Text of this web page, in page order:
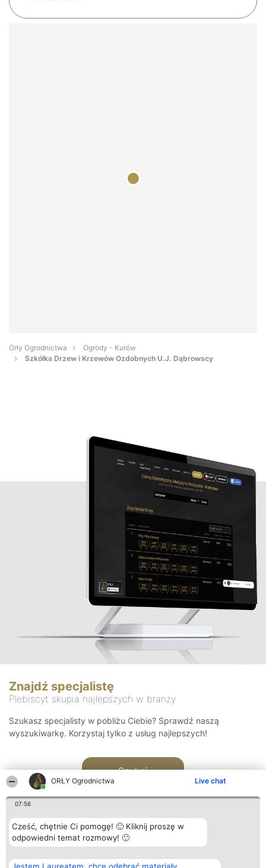
ORŁY Ogrodnictwa Live chat
07:56
Cześć, chętnie Ci pomogę! 🙂 Kliknij proszę w
odpowiedni temat rozmowy! 🙂
Orły Ogrodnictwa
Ogrody - Kurów
Szkółka Drzew i Krzewów Ozdobnych U.J. Dąbrowscy
Znajdź specjalistę
Plebiscyt skupia najlepszych w branży
Szukasz specjalisty w pobliżu Ciebie? Sprawdź naszą
wyszukiwarkę. Korzystaj tylko z usług najlepszych!
Szukaj
Organizator plebiscytu Plebiscyt Kontakt